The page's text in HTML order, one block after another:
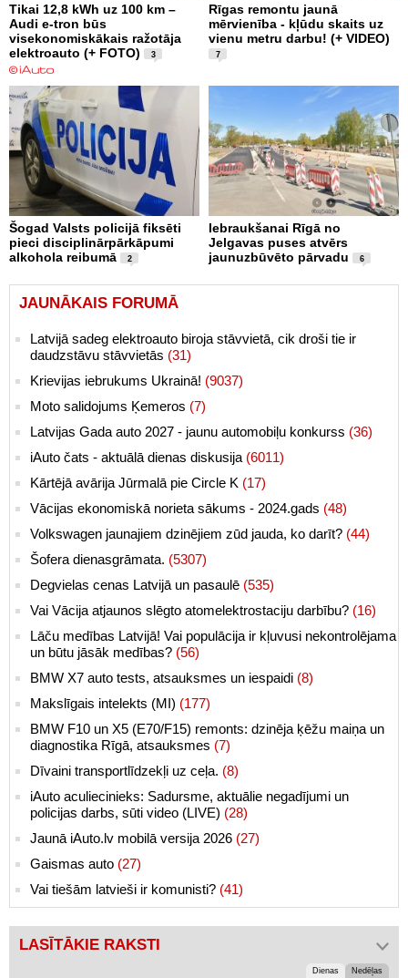
Tikai 12,8 kWh uz 100 km –
Audi e-tron būs
visekonomiskākais ražotāja
elektroauto (+ FOTO)
3
Rīgas remontu jaunā
mērvienība - kļūdu skaits uz
vienu metru darbu! (+ VIDEO)
7
Šogad Valsts policijā fiksēti
pieci disciplinārpārkāpumi
alkohola reibumā
2
Iebraukšanai Rīgā no
Jelgavas puses atvērs
jaunuzbūvēto pārvadu
6
JAUNĀKAIS FORUMĀ
Latvijā sadeg elektroauto biroja stāvvietā, cik droši tie ir
daudzstāvu stāvvietās (31)
Krievijas iebrukums Ukrainā! (9037)
Moto salidojums Ķemeros (7)
Latvijas Gada auto 2027 - jaunu automobiļu konkurss (36)
iAuto čats - aktuālā dienas diskusija (6011)
Kārtējā avārija Jūrmalā pie Circle K (17)
Vācijas ekonomiskā norieta sākums - 2024.gads (48)
Volkswagen jaunajiem dzinējiem zūd jauda, ko darīt? (44)
Šofera dienasgrāmata. (5307)
Degvielas cenas Latvijā un pasaulē (535)
Vai Vācija atjaunos slēgto atomelektrostaciju darbību? (16)
Lāču medības Latvijā! Vai populācija ir kļuvusi nekontrolējama
un būtu jāsāk medības? (56)
BMW X7 auto tests, atsauksmes un iespaidi (8)
Makslīgais intelekts (MI) (177)
BMW F10 un X5 (E70/F15) remonts: dzinēja ķēžu maiņa un
diagnostika Rīgā, atsauksmes (7)
Dīvaini transportlīdzekļi uz ceļa. (8)
iAuto aculiecinieks: Sadursme, aktuālie negadījumi un
policijas darbs, sūti video (LIVE) (28)
Jaunā iAuto.lv mobilā versija 2026 (27)
Gaismas auto (27)
Vai tiešām latvieši ir komunisti? (41)
LASĪTĀKIE RAKSTI
Dienas Nedēļas